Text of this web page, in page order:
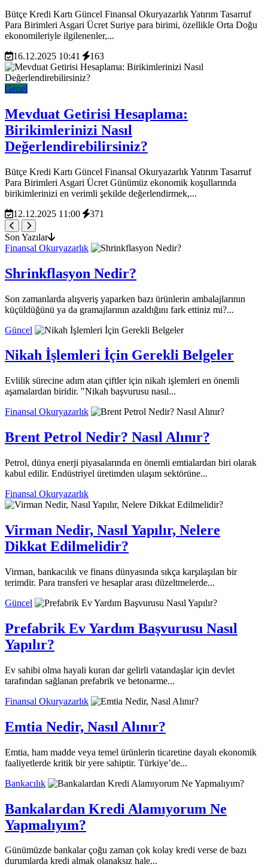
Bütçe Kredi Kartı Güncel Finansal Okuryazarlık Yatırım Tasarruf
Para Birimleri Asgari Ücret Suriye para birimi, özellikle Orta Doğu
ekonomileriyle ilgilenenler,...
16.12.2025 10:41
163
Genel
Mevduat Getirisi Hesaplama:
Birikimlerinizi Nasıl
Değerlendirebilirsiniz?
Bütçe Kredi Kartı Güncel Finansal Okuryazarlık Yatırım Tasarruf
Para Birimleri Asgari Ücret Günümüz ekonomik koşullarında
birikimlerinizi en verimli şekilde değerlendirmek,...
12.12.2025 11:00
371
Son Yazılar
Finansal Okuryazarlık
Shrinkflasyon Nedir?
Son zamanlarda alışveriş yaparken bazı ürünlerin ambalajlarının
küçüldüğünü ya da gramajlarının azaldığını fark ettiniz mi?...
Güncel
Nikah İşlemleri İçin Gerekli Belgeler
Evlilik sürecine adım atan çiftler için nikah işlemleri en önemli
aşamalardan biridir. "Nikah başvurusu nasıl...
Finansal Okuryazarlık
Brent Petrol Nedir? Nasıl Alınır?
Petrol, dünya enerji piyasalarında en önemli emtialardan biri olarak
kabul edilir. Endüstriyel üretimden ulaşım sektörüne...
Finansal Okuryazarlık
Virman Nedir, Nasıl Yapılır, Nelere
Dikkat Edilmelidir?
Virman, bankacılık ve finans dünyasında sıkça karşılaşılan bir
terimdir. Para transferi ve hesaplar arası düzeltmelerde...
Güncel
Prefabrik Ev Yardım Başvurusu Nasıl
Yapılır?
Ev sahibi olma hayali kuran dar gelirli vatandaşlar için devlet
tarafından sağlanan prefabrik ve betonarme...
Finansal Okuryazarlık
Emtia Nedir, Nasıl Alınır?
Emtia, ham madde veya temel ürünlerin ticaretine dayalı ekonomik
faaliyetlerde kritik bir yere sahiptir. Türkiye’de...
Bankacılık
Bankalardan Kredi Alamıyorum Ne
Yapmalıyım?
Günümüzde bankalar çoğu zaman çok kolay kredi verse de bazı
durumlarda kredi almak olanaksız hale...